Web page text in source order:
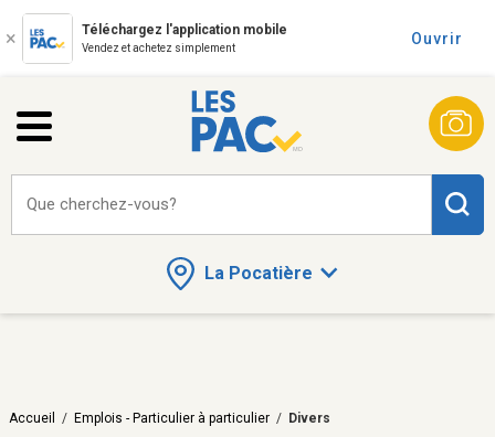
Téléchargez l'application mobile
Vendez et achetez simplement
Ouvrir
La Pocatière
Que cherchez-vous?
Accueil / Emplois - Particulier à particulier / Divers